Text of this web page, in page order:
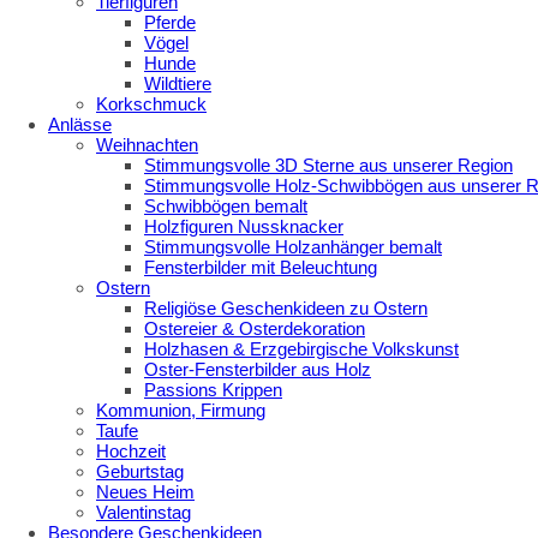
Pferde
Vögel
Hunde
Wildtiere
Korkschmuck
Anlässe
Weihnachten
Stimmungsvolle 3D Sterne aus unserer Region
Stimmungsvolle Holz-Schwibbögen aus unserer
Schwibbögen bemalt
Holzfiguren Nussknacker
Stimmungsvolle Holzanhänger bemalt
Fensterbilder mit Beleuchtung
Ostern
Religiöse Geschenkideen zu Ostern
Ostereier & Osterdekoration
Holzhasen & Erzgebirgische Volkskunst
Oster-Fensterbilder aus Holz
Passions Krippen
Kommunion, Firmung
Taufe
Hochzeit
Geburtstag
Neues Heim
Valentinstag
Besondere Geschenkideen